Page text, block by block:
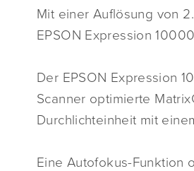
Mit einer Auflösung von
EPSON Expression
Der EPSON Expression
Scanner optimierte
Durchlichteinheit mit
Eine Autofokus-Funktion